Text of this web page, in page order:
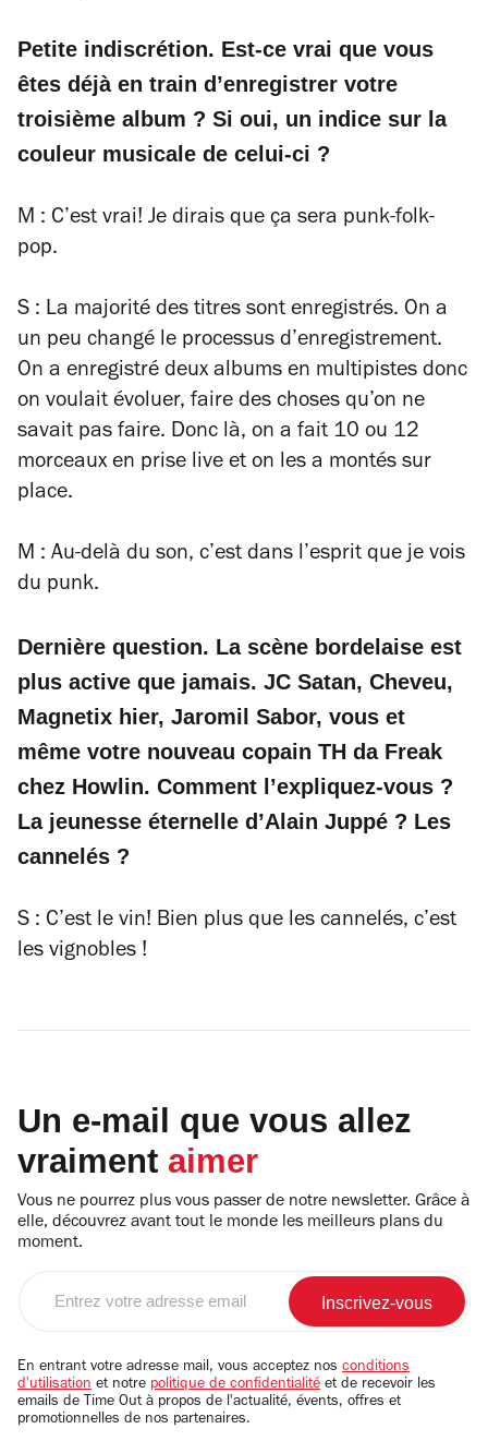
Petite indiscrétion. Est-ce vrai que vous
êtes déjà en train d’enregistrer votre
troisième album ? Si oui, un indice sur la
couleur musicale de celui-ci ?
M : C’est vrai! Je dirais que ça sera punk-folk-
pop.
S : La majorité des titres sont enregistrés. On a
un peu changé le processus d’enregistrement.
On a enregistré deux albums en multipistes donc
on voulait évoluer, faire des choses qu’on ne
savait pas faire. Donc là, on a fait 10 ou 12
morceaux en prise live et on les a montés sur
place.
M : Au-delà du son, c’est dans l’esprit que je vois
du punk.
Dernière question. La scène bordelaise est
plus active que jamais. JC Satan, Cheveu,
Magnetix hier, Jaromil Sabor, vous et
même votre nouveau copain TH da Freak
chez Howlin. Comment l’expliquez-vous ?
La jeunesse éternelle d’Alain Juppé ? Les
cannelés ?
S : C’est le vin! Bien plus que les cannelés, c’est
les vignobles !
Un e-mail que vous allez
vraiment aimer
Vous ne pourrez plus vous passer de notre newsletter. Grâce à
elle, découvrez avant tout le monde les meilleurs plans du
moment.
email
En entrant votre adresse mail, vous acceptez nos conditions
d'utilisation et notre politique de confidentialité et de recevoir les
emails de Time Out à propos de l'actualité, évents, offres et
promotionnelles de nos partenaires.